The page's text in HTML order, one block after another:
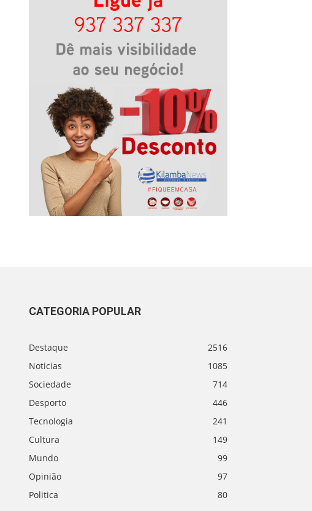
CATEGORIA POPULAR
Destaque
2516
Noticias
1085
Sociedade
714
Desporto
446
Tecnologia
241
Cultura
149
Mundo
99
Opinião
97
Politica
80